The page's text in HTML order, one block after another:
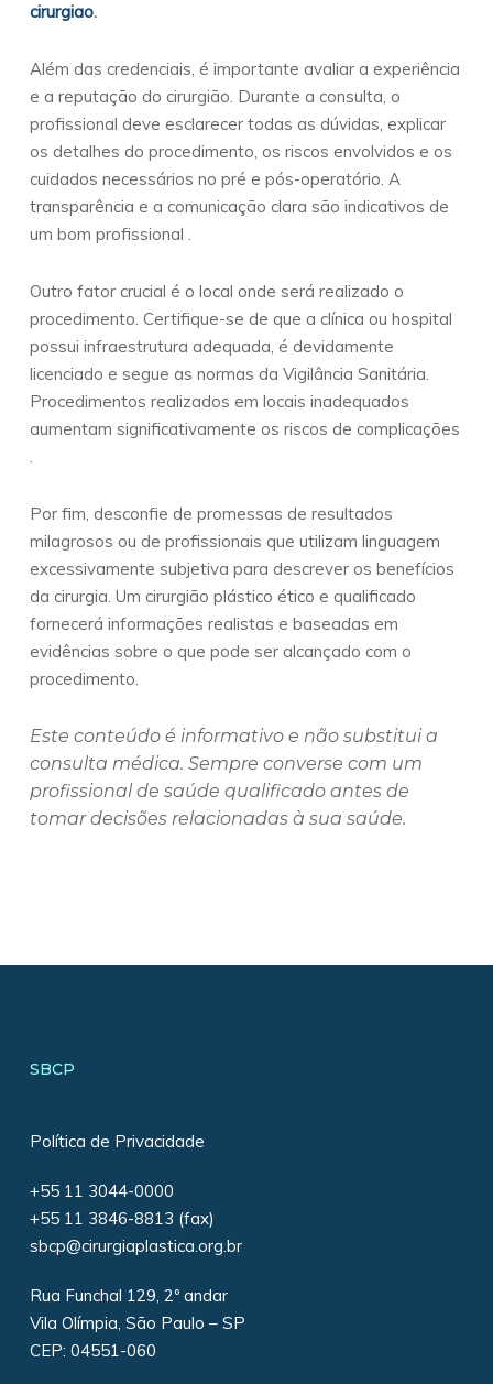
cirurgiao.
Além das credenciais, é importante avaliar a experiência
e a reputação do cirurgião. Durante a consulta, o
profissional deve esclarecer todas as dúvidas, explicar
os detalhes do procedimento, os riscos envolvidos e os
cuidados necessários no pré e pós-operatório. A
transparência e a comunicação clara são indicativos de
um bom profissional .
Outro fator crucial é o local onde será realizado o
procedimento. Certifique-se de que a clínica ou hospital
possui infraestrutura adequada, é devidamente
licenciado e segue as normas da Vigilância Sanitária.
Procedimentos realizados em locais inadequados
aumentam significativamente os riscos de complicações
.
Por fim, desconfie de promessas de resultados
milagrosos ou de profissionais que utilizam linguagem
excessivamente subjetiva para descrever os benefícios
da cirurgia. Um cirurgião plástico ético e qualificado
fornecerá informações realistas e baseadas em
evidências sobre o que pode ser alcançado com o
procedimento.
Este conteúdo é informativo e não substitui a
consulta médica. Sempre converse com um
profissional de saúde qualificado antes de
tomar decisões relacionadas à sua saúde.
SBCP
Política de Privacidade
+55 11 3044-0000
+55 11 3846-8813 (fax)
sbcp@cirurgiaplastica.org.br
Rua Funchal 129, 2º andar
Vila Olímpia, São Paulo – SP
CEP: 04551-060